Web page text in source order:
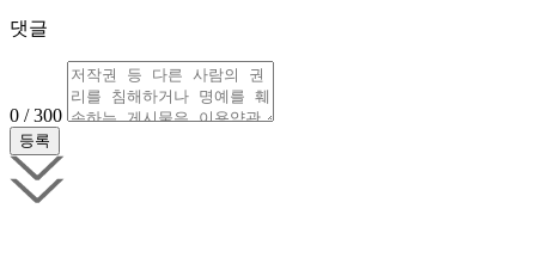
댓글
0 / 300